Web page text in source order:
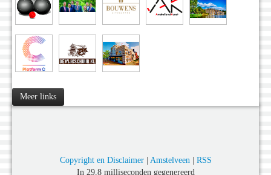
Meer links
Copyright en Disclaimer| Amstelveen | RSS
In 29,8 milliseconden gegenereerd